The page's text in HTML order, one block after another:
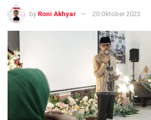
by Roni Akhyar 20 Oktober 2023